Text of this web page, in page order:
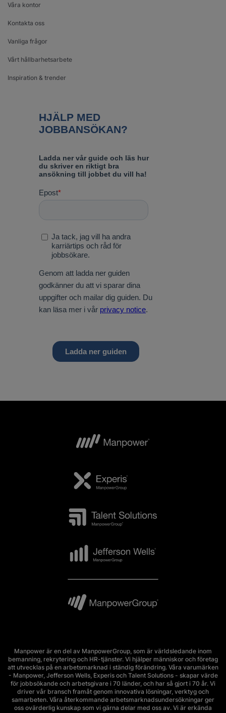
Våra kontor
Kontakta oss
Vanliga frågor
Vårt hållbarhetsarbete
Inspiration & trender
Manpower är en del av ManpowerGroup, som är världsledande inom
bemanning, rekrytering och HR-tjänster. Vi hjälper människor och företag
att utvecklas på en arbetsmarknad i ständig förändring. Våra varumärken
- Manpower, Jefferson Wells, Experis och Talent Solutions - skapar värde
för jobbsökande och arbetsgivare i 70 länder, och har så gjort i 70 år. Vi
driver vår bransch framåt genom innovativa lösningar, verktyg och
samarbeten. Våra återkommande arbetsmarknadsundersökningar ger
oss ovärderlig kunskap som vi gärna delar med oss av. Vi är erkända